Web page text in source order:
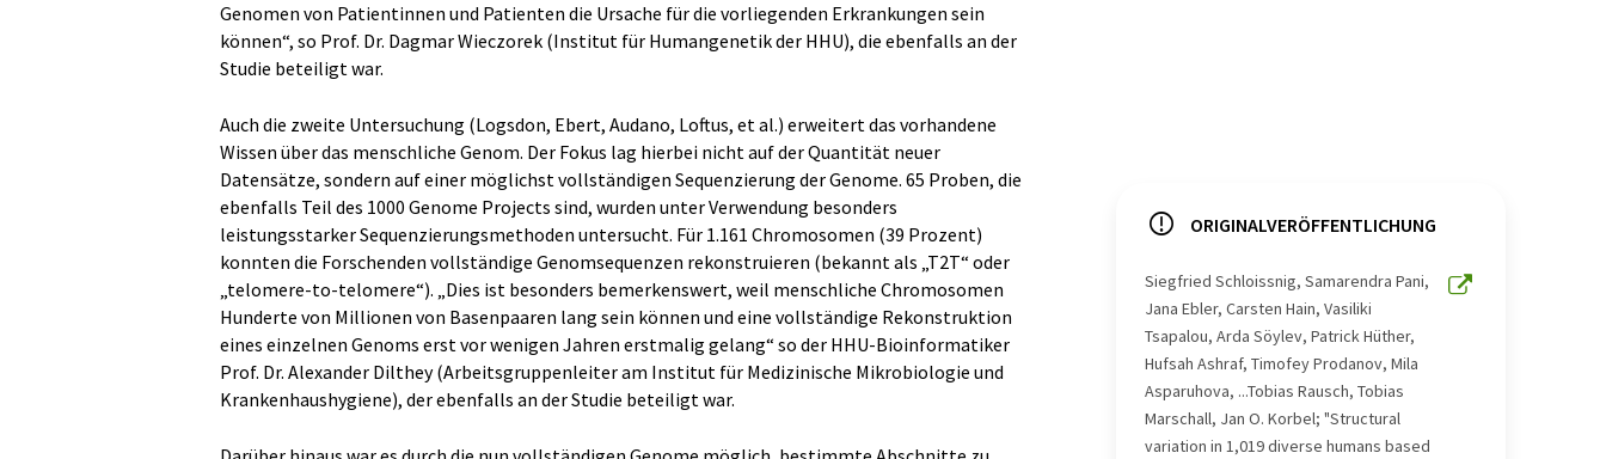
Genomen von Patientinnen und Patienten die Ursache für die vorliegenden Erkrankungen sein
können“, so Prof. Dr. Dagmar Wieczorek (Institut für Humangenetik der HHU), die ebenfalls an der
Studie beteiligt war.
Auch die zweite Untersuchung (Logsdon, Ebert, Audano, Loftus, et al.) erweitert das vorhandene
Wissen über das menschliche Genom. Der Fokus lag hierbei nicht auf der Quantität neuer
Datensätze, sondern auf einer möglichst vollständigen Sequenzierung der Genome. 65 Proben, die
ebenfalls Teil des 1000 Genome Projects sind, wurden unter Verwendung besonders
leistungsstarker Sequenzierungsmethoden untersucht. Für 1.161 Chromosomen (39 Prozent)
konnten die Forschenden vollständige Genomsequenzen rekonstruieren (bekannt als „T2T“ oder
„telomere-to-telomere“). „Dies ist besonders bemerkenswert, weil menschliche Chromosomen
Hunderte von Millionen von Basenpaaren lang sein können und eine vollständige Rekonstruktion
eines einzelnen Genoms erst vor wenigen Jahren erstmalig gelang“ so der HHU-Bioinformatiker
Prof. Dr. Alexander Dilthey (Arbeitsgruppenleiter am Institut für Medizinische Mikrobiologie und
Krankenhaushygiene), der ebenfalls an der Studie beteiligt war.
ORIGINALVERÖFFENTLICHUNG
Siegfried Schloissnig, Samarendra Pani,
Jana Ebler, Carsten Hain, Vasiliki
Tsapalou, Arda Söylev, Patrick Hüther,
Hufsah Ashraf, Timofey Prodanov, Mila
Asparuhova, ...Tobias Rausch, Tobias
Marschall, Jan O. Korbel; "Structural
variation in 1,019 diverse humans based